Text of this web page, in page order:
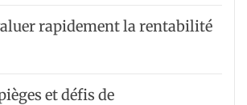
rapidement la rentabilité
et défis de